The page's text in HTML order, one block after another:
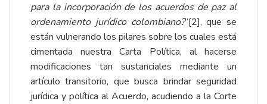
para la incorporación de los acuerdos de paz al
ordenamiento jurídico colombiano?”[2], que se
están vulnerando los pilares sobre los cuales está
cimentada nuestra Carta Política, al hacerse
modificaciones tan sustanciales mediante un
artículo transitorio, que busca brindar seguridad
jurídica y política al Acuerdo, acudiendo a la Corte